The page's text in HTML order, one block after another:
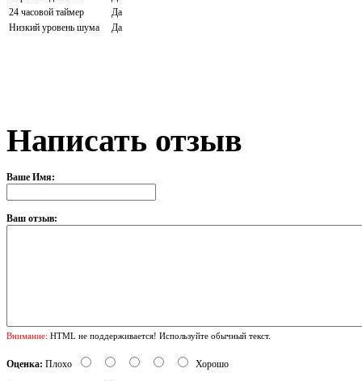
24 часовой таймер
Да
Низкий уровень шума
Да
Написать отзыв
Ваше Имя:
Ваш отзыв:
Внимание: HTML не поддерживается! Используйте обычный текст.
Оценка: Плохо Хорошо